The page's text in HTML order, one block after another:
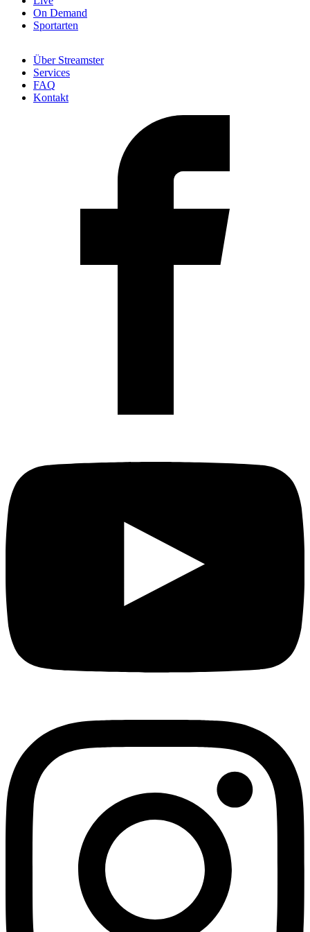
On Demand
Sportarten
Über Streamster
Services
FAQ
Kontakt